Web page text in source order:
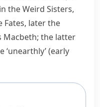
the Weird Sisters,
later the
Macbeth; the latter
‘unearthly’ (early